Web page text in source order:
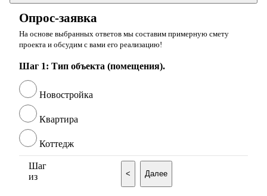
Опрос-заявка
На основе выбранных ответов мы составим примерную смету
проекта и обсудим с вами его реализацию!
Шаг 1: Тип объекта (помещения).
Новостройка
Квартира
Коттедж
Шаг
из
< Далее